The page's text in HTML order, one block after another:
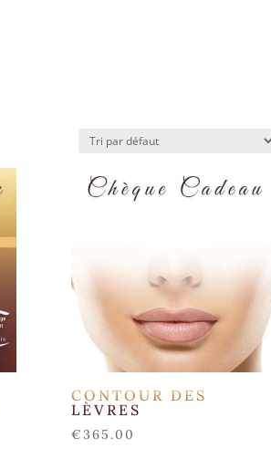
CONTOUR DES
LÈVRES
€365.00